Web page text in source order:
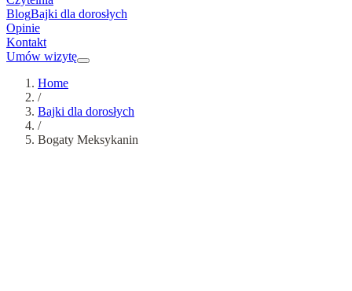
BlogBajki dla dorosłych
Opinie
Kontakt
Umów wizytę
Home
/
Bajki dla dorosłych
/
Bogaty Meksykanin